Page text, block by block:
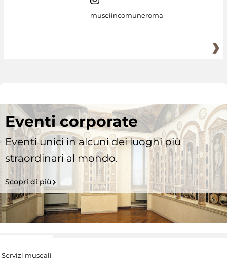
museiincomuneroma
Eventi corporate
Eventi unici in alcuni dei luoghi più
straordinari al mondo.
Scopri di più
Servizi museali